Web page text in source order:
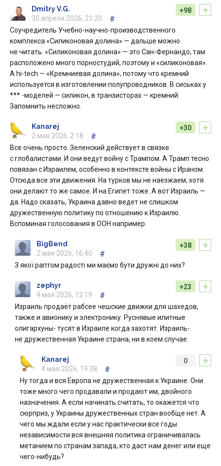
+
+98
Dmitry V.G.
30 апреля 2026, 21:20
#
Соучредитель Учебно-научно-производственного
комплекса «Силиконовая долина» — дальше можно
не читать. «Силиконовая долина» — это Сан-Фернандо, там
расположено много порностудий, поэтому и «силиконовая».
А hi-tech — «Кремниевая долина», потому что кремний
используется в изготовлении полупроводников. В сиськах у
*** -моделей — силикон, в транзисторах — кремний.
Запомнить несложно.
+
+30
Kanarej
2 мая 2026, 2:18
#
Все очень просто. Зеленский действует в связке
с глобалистами. И они ведут войну с Трампом. А Трамп тесно
повязан с Израилем, особенно в контексте войны с Ираном.
Отсюда все эти движения. На турков мы не наезжаем, хотя
они делают то же самое. И на Египет тоже. А вот Израиль —
да. Надо сказать, Украина давно ведет не слишком
дружественную политику по отношению к Израилю.
Вспоминая голосования в ООН например.
+
+38
BigBend
2 мая 2026, 16:40
#
З якої раптом радості ми маємо бути дружні до них?
+
+23
zephyr
4 мая 2026, 12:19
#
Израиль продаёт рабсее чешские движки для шахедов,
также и авионику и электронику. Руснявые илитные
олигархуны- тусят в Израиле когда захотят. Израиль-
не дружественная Украине страна, ни в коем случае.
+
0
Kanarej
4 мая 2026, 19:38
#
Ну тогда и вся Европа не дружественная к Украине. Они
тоже много чего продавали и продают им, двойного
назначения. А если начинать считать, то окажется что
сюрприз, у Украины дружественных стран вообще нет. А
чего мы ждали если у нас практически все годы
независимости вся внешняя политика ограничивалась
метанием по странам запада, кто даст нам денег или еще
чего-нибудь?